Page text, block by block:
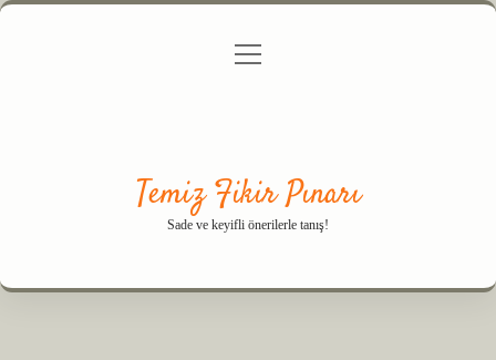
Gizlilik Politikası
menüyü
Temiz Fikir Pınarı
Sade ve keyifli önerilerle tanış!